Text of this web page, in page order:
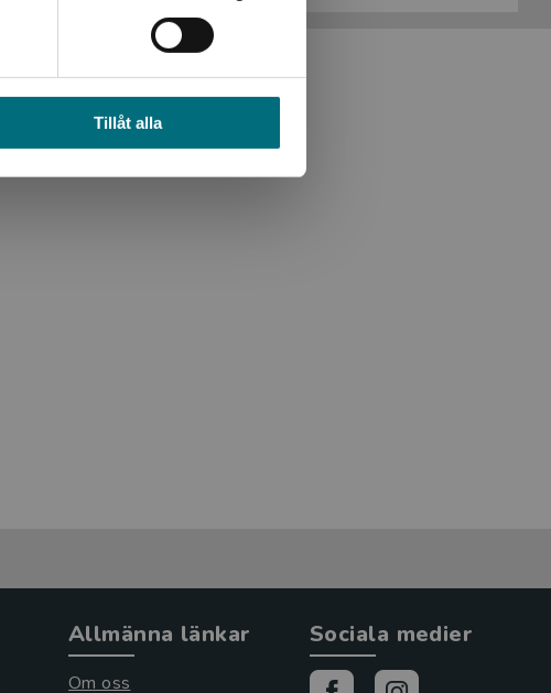
Tillåt alla
Allmänna länkar
Om oss
Sociala medier